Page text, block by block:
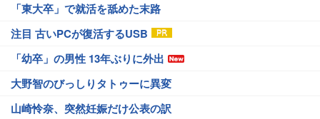
「東大卒」で就活を舐めた末路
注目 古いPCが復活するUSB
「幼卒」の男性 13年ぶりに外出
大野智のびっしりタトゥーに異変
山崎怜奈、突然妊娠だけ公表の訳